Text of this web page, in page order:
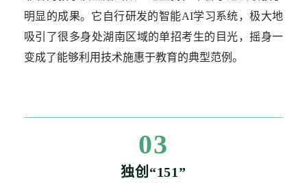
明显的成果。它自行研发的智能AI学习系统，极大地
吸引了很多身处湖南区域的单招考生的目光，摇身一
变成了能够利用技术施惠于教育的典型范例。
03
独创“151”